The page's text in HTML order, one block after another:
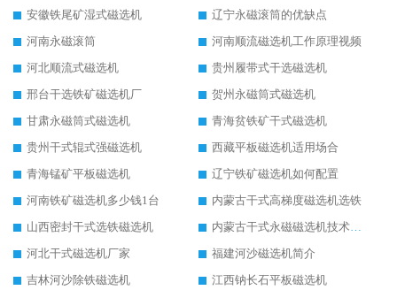
安徽铁尾矿湿式磁选机
辽宁永磁滚筒的优缺点
河南永磁滚筒
河南顺流磁选机工作原理视频
河北顺流式磁选机
贵州履带式干选磁选机
邢台干选铁矿磁选机厂
贺州永磁筒式磁选机
甘肃永磁筒式磁选机
青海贫铁矿干式磁选机
贵州干式辊式强磁选机
西藏平板磁选机适用场合
青海锰矿平板磁选机
辽宁铁矿磁选机如何配置
河南铁矿磁选机多少钱1台
内蒙古干式高梯度磁选机选铁
山西密封干式选铁磁选机
内蒙古干式永磁磁选机技术要求
河北干式磁选机厂家
福建河沙磁选机简介
吉林河沙除铁磁选机
江西钠长石平板磁选机